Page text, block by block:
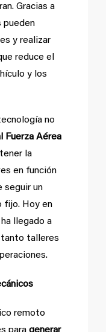
Gracias a
pueden
y realizar
reduce el
y los
no
Fuerza Aérea
la
en función
seguir un
fijo. Hoy en
llegado a
tanto talleres
remoto